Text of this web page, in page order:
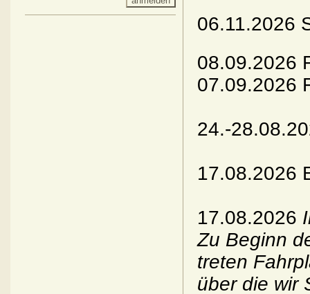
06.11.2026
08.09.2026
07.09.2026
24.-
17.08.2026
17.08.2026
Zu Beginn
treten
über die wir